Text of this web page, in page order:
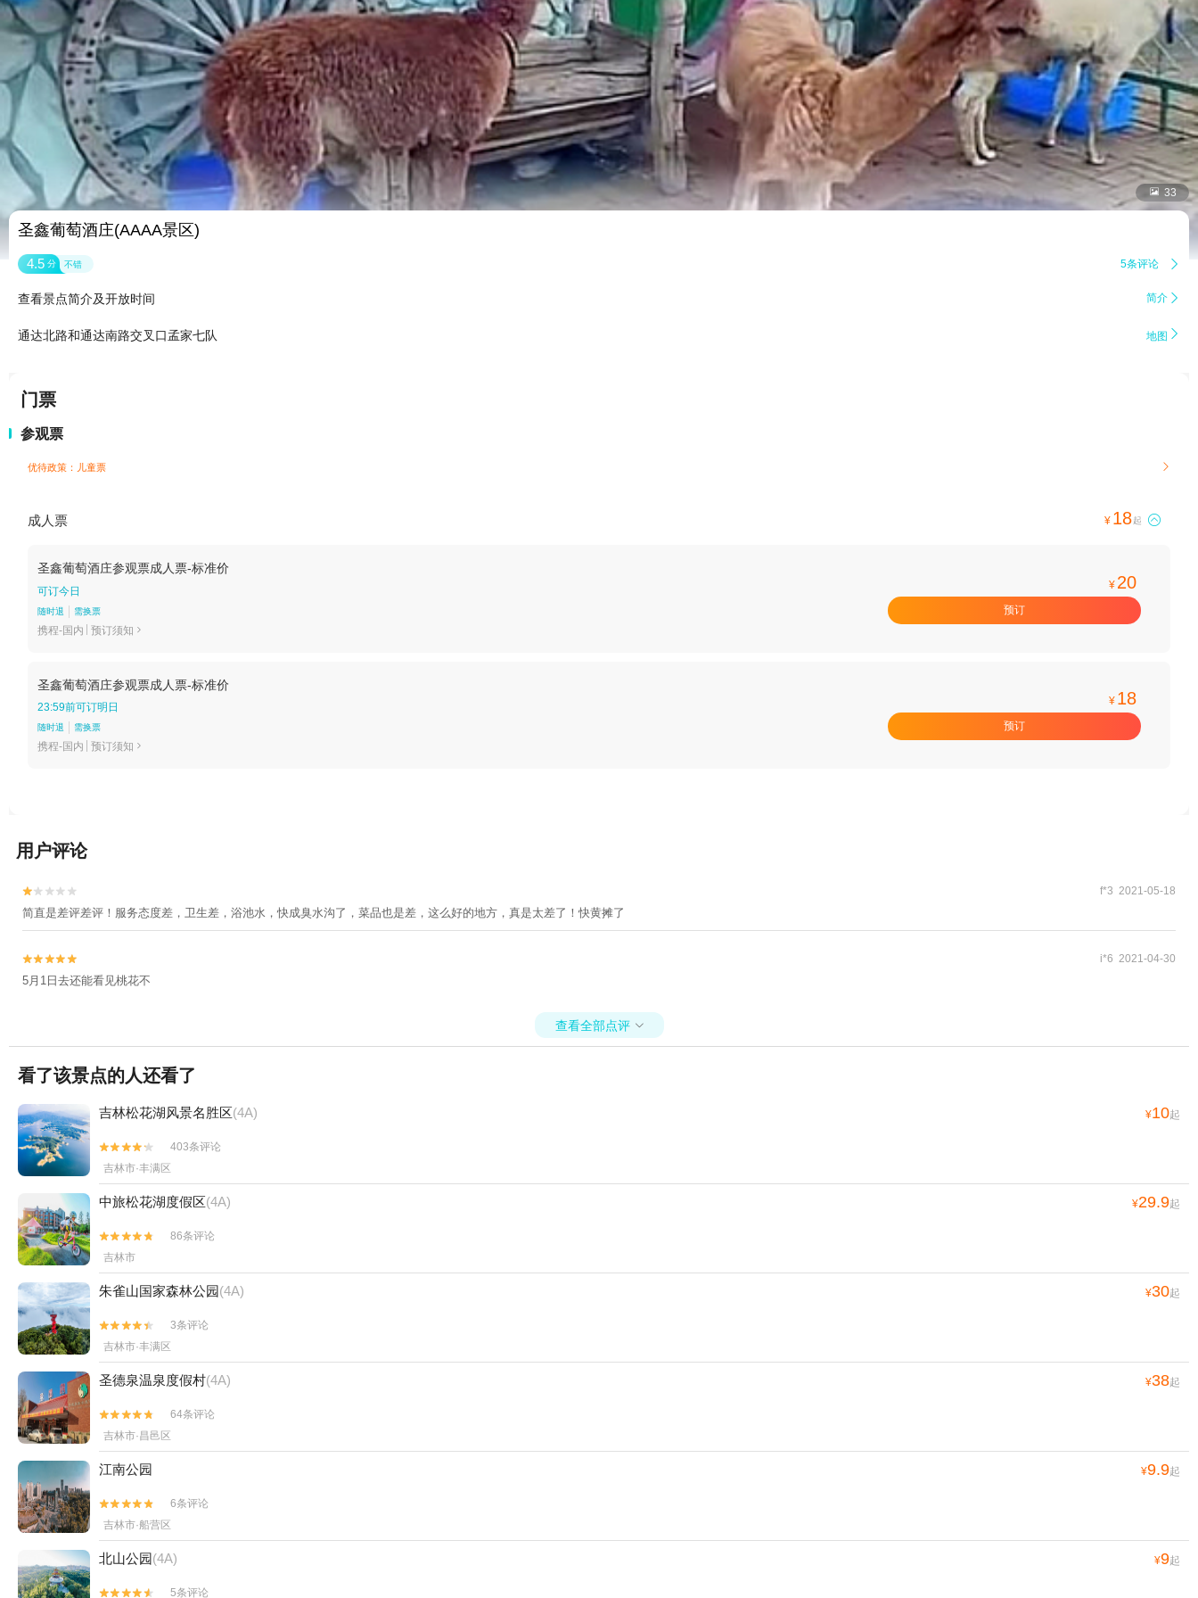
 33
圣鑫葡萄酒庄(AAAA景区)
4.5 分 不错 5条评论 
查看景点简介及开放时间 简介 
通达北路和通达南路交叉口孟家七队 地图 
门票
参观票
优待政策：儿童票 
成人票 ¥ 18起 
圣鑫葡萄酒庄参观票成人票-标准价
可订今日
随时退 需换票
携程-国内 预订须知 
¥ 20
预订
圣鑫葡萄酒庄参观票成人票-标准价
23:59前可订明日
随时退 需换票
携程-国内 预订须知 
¥ 18
预订
用户评论

 f*3 2021-05-18
简直是差评差评！服务态度差，卫生差，浴池水，快成臭水沟了，菜品也是差，这么好的地方，真是太差了！快黄摊了

 i*6 2021-04-30
5月1日去还能看见桃花不
查看全部点评 
看了该景点的人还看了
吉林松花湖风景名胜区(4A) ¥10起


403条评论
吉林市·丰满区
中旅松花湖度假区(4A) ¥29.9起


86条评论
吉林市
朱雀山国家森林公园(4A) ¥30起


3条评论
吉林市·丰满区
圣德泉温泉度假村(4A) ¥38起


64条评论
吉林市·昌邑区
江南公园 ¥9.9起


6条评论
吉林市·船营区
北山公园(4A) ¥9起

 5条评论